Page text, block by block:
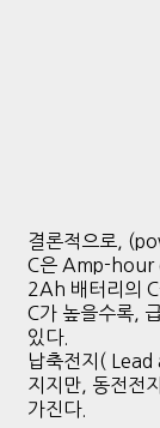
결론적으로,
C은 Amp-hour
2Ah 배터리의
C가 높을수록,
있다.
납축전지(
지지만, 동전전
가진다.